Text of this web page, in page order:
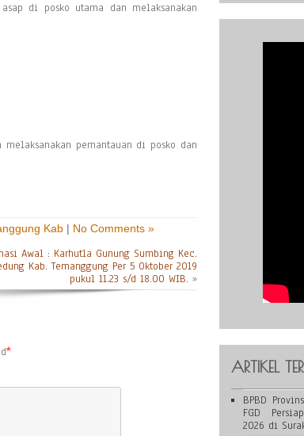
di posko utama dan melaksanakan
pemantauan di posko dan
Kab | No Comments »
Awal : Karhutla Gunung Sumbing Kec.
Kab. Temanggung Per 5 Oktober 2019
pukul 11.23 s/d 18.00 WIB. »
*
ARTIKEL
BPBD
FGD
2026 di